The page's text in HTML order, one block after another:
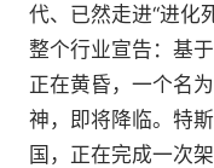
代、已然走进“进化
整个行业宣告：基
正在黄昏，一个名
神，即将降临。特
国，正在完成一次